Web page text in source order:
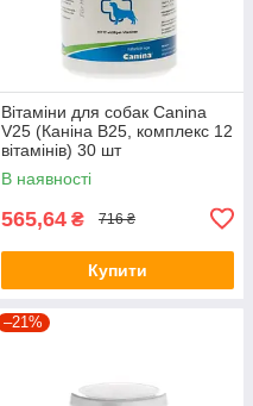
Вітаміни для собак Canina
V25 (Каніна В25, комплекс 12
вітамінів) 30 шт
В наявності
565,64 ₴ 716 ₴
Купити
–21%